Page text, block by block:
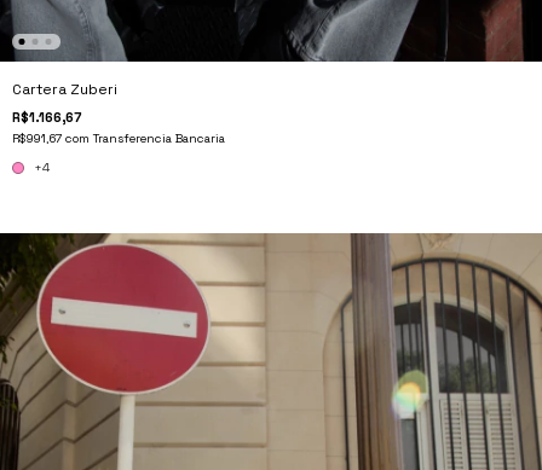
Cartera Zuberi
R$1.166,67
R$991,67 com Transferencia Bancaria
+4